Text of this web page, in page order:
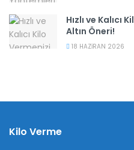
Hızlı ve Kalıcı
Altın Öneri!
18 HAZIRAN 2026
Kilo Verme